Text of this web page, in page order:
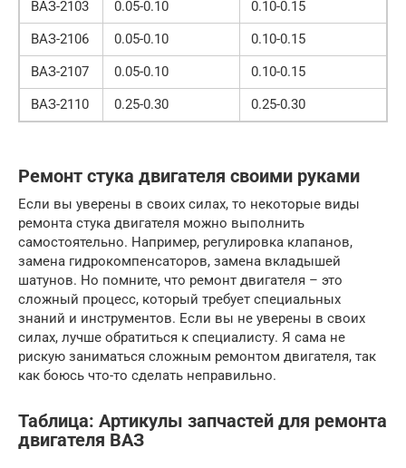
ВАЗ-2103
0.05-0.10
0.10-0.15
ВАЗ-2106
0.05-0.10
0.10-0.15
ВАЗ-2107
0.05-0.10
0.10-0.15
ВАЗ-2110
0.25-0.30 0.25-0.30
Ремонт стука двигателя своими руками
Если вы уверены в своих силах, то некоторые виды
ремонта стука двигателя можно выполнить
самостоятельно. Например, регулировка клапанов,
замена гидрокомпенсаторов, замена вкладышей
шатунов. Но помните, что ремонт двигателя – это
сложный процесс, который требует специальных
знаний и инструментов. Если вы не уверены в своих
силах, лучше обратиться к специалисту. Я сама не
рискую заниматься сложным ремонтом двигателя, так
как боюсь что-то сделать неправильно.
Таблица: Артикулы запчастей для ремонта
двигателя ВАЗ